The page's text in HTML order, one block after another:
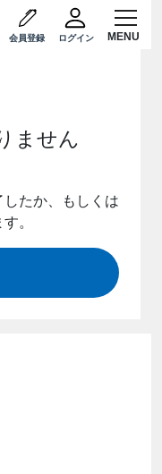
会員登録 ログイン
ません
たか、もしくは
。